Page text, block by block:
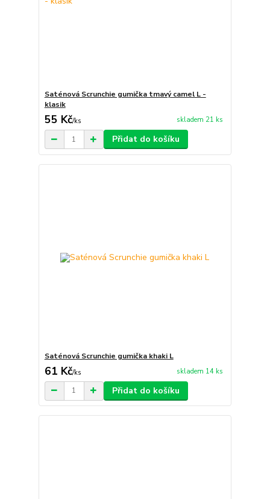
Saténová Scrunchie gumička tmavý camel L -
klasik
55 Kč/ks skladem 21 ks
Přidat do košíku
Saténová Scrunchie gumička khaki L
61 Kč/ks skladem 14 ks
Přidat do košíku